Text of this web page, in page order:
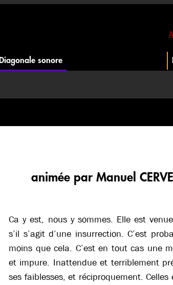
Diagonale sonore
animée par Manuel
Ca y est, nous y sommes. Elle est
s’il s’agit d’une insurrection. C’est
moins que cela. C’est en tout cas une
et impure. Inattendue et terriblement
ses faiblesses, et réciproquement. Celles